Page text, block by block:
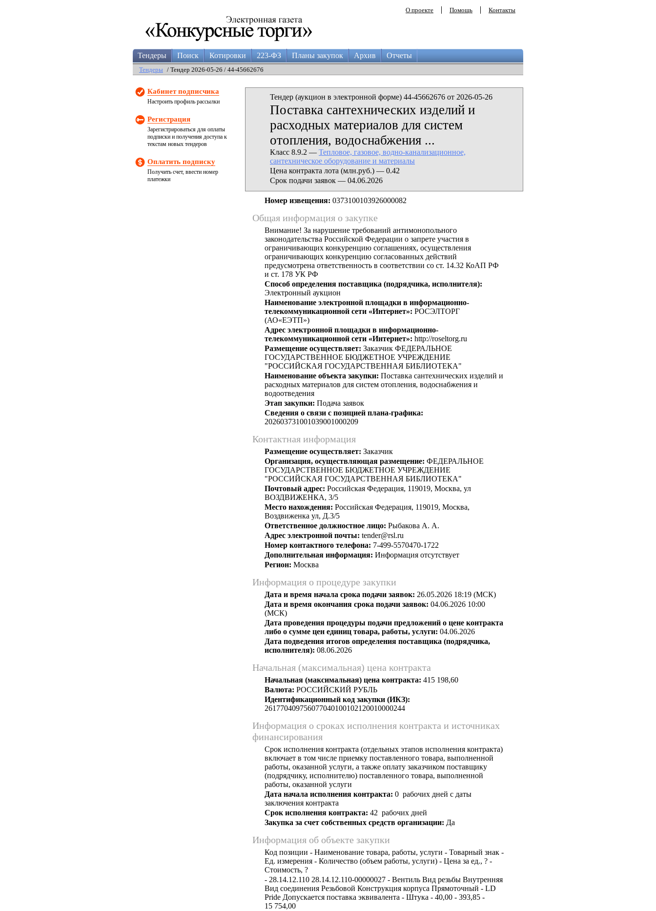
О проекте Помощь Контакты
Тендеры Поиск Котировки 223-ФЗ Планы закупок Архив Отчеты
Тендеры / Тендер 2026-05-26 / 44-45662676
Кабинет подписчика
Настроить профиль рассылки
Регистрация
Зарегистрироваться для оплаты
подписки и получения доступа к
текстам новых тендеров
Оплатить подписку
Получить счет, ввести номер
платежки
Тендер (аукцион в электронной форме) 44-45662676 от 2026-05-26
Поставка сантехнических изделий и
расходных материалов для систем
отопления, водоснабжения ...
Класс 8.9.2 — Тепловое, газовое, водно-канализационное,
сантехническое оборудование и материалы
Цена контракта лота (млн.руб.) — 0.42
Срок подачи заявок — 04.06.2026
Номер извещения: 0373100103926000082
Общая информация о закупке
Внимание! За нарушение требований антимонопольного
законодательства Российской Федерации о запрете участия в
ограничивающих конкуренцию соглашениях, осуществления
ограничивающих конкуренцию согласованных действий
предусмотрена ответственность в соответствии со ст. 14.32 КоАП РФ
и ст. 178 УК РФ
Способ определения поставщика (подрядчика, исполнителя):
Электронный аукцион
Наименование электронной площадки в информационно-
телекоммуникационной сети «Интернет»: РОСЭЛТОРГ
(АО«ЕЭТП»)
Адрес электронной площадки в информационно-
телекоммуникационной сети «Интернет»: http://roseltorg.ru
Размещение осуществляет: Заказчик ФЕДЕРАЛЬНОЕ
ГОСУДАРСТВЕННОЕ БЮДЖЕТНОЕ УЧРЕЖДЕНИЕ
"РОССИЙСКАЯ ГОСУДАРСТВЕННАЯ БИБЛИОТЕКА"
Наименование объекта закупки: Поставка сантехнических изделий и
расходных материалов для систем отопления, водоснабжения и
водоотведения
Этап закупки: Подача заявок
Сведения о связи с позицией плана-графика:
202603731001039001000209
Контактная информация
Размещение осуществляет: Заказчик
Организация, осуществляющая размещение: ФЕДЕРАЛЬНОЕ
ГОСУДАРСТВЕННОЕ БЮДЖЕТНОЕ УЧРЕЖДЕНИЕ
"РОССИЙСКАЯ ГОСУДАРСТВЕННАЯ БИБЛИОТЕКА"
Почтовый адрес: Российская Федерация, 119019, Москва, ул
ВОЗДВИЖЕНКА, 3/5
Место нахождения: Российская Федерация, 119019, Москва,
Воздвиженка ул, Д.3/5
Ответственное должностное лицо: Рыбакова А. А.
Адрес электронной почты: tender@rsl.ru
Номер контактного телефона: 7-499-5570470-1722
Дополнительная информация: Информация отсутствует
Регион: Москва
Информация о процедуре закупки
Дата и время начала срока подачи заявок: 26.05.2026 18:19 (МСК)
Дата и время окончания срока подачи заявок: 04.06.2026 10:00
(МСК)
Дата проведения процедуры подачи предложений о цене контракта
либо о сумме цен единиц товара, работы, услуги: 04.06.2026
Дата подведения итогов определения поставщика (подрядчика,
исполнителя): 08.06.2026
Начальная (максимальная) цена контракта
Начальная (максимальная) цена контракта: 415 198,60
Валюта: РОССИЙСКИЙ РУБЛЬ
Идентификационный код закупки (ИКЗ):
261770409756077040100102120010000244
Информация о сроках исполнения контракта и источниках
финансирования
Срок исполнения контракта (отдельных этапов исполнения контракта)
включает в том числе приемку поставленного товара, выполненной
работы, оказанной услуги, а также оплату заказчиком поставщику
(подрядчику, исполнителю) поставленного товара, выполненной
работы, оказанной услуги
Дата начала исполнения контракта: 0 рабочих дней с даты
заключения контракта
Срок исполнения контракта: 42 рабочих дней
Закупка за счет собственных средств организации: Да
Информация об объекте закупки
Код позиции - Наименование товара, работы, услуги - Товарный знак -
Ед. измерения - Количество (объем работы, услуги) - Цена за ед., ? -
Стоимость, ?
- 28.14.12.110 28.14.12.110-00000027 - Вентиль Вид резьбы Внутренняя
Вид соединения Резьбовой Конструкция корпуса Прямоточный - LD
Pride Допускается поставка эквивалента - Штука - 40,00 - 393,85 -
15 754,00